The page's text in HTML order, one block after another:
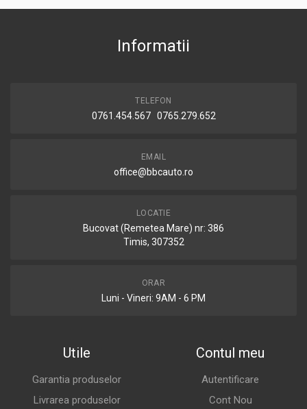
Informatii
TELEFON
0761.454.567 0765.279.652
EMAIL
office@bbcauto.ro
LOCATIE
Bucovat (Remetea Mare) nr: 386
Timis, 307352
ORAR
Luni - Vineri: 9AM - 6 PM
Utile
Garantia produselor
Livrarea produselor
Contul meu
Autentificare
Cont Nou